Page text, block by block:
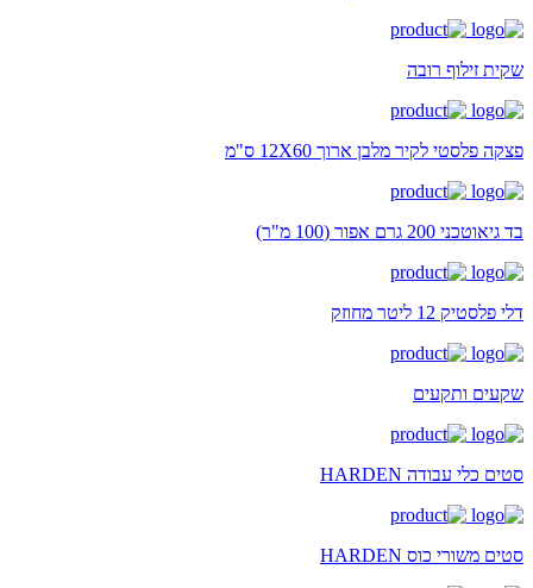
שקית זילוף רובה
פצקה פלסטי לקיר מלבן ארוך 12X60 ס"מ
בד גיאוטכני 200 גרם אפור (100 מ"ר)
דלי פלסטיק 12 ליטר מחוזק
שקעים ותקעים
סטים כלי עבודה HARDEN
סטים משורי כוס HARDEN